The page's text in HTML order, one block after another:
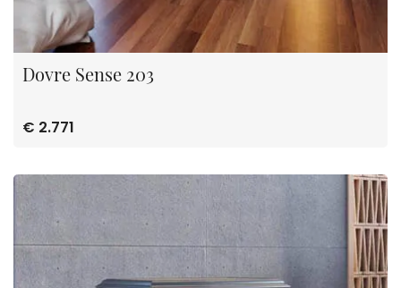
Dovre Sense 203
€ 2.771